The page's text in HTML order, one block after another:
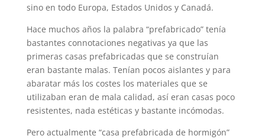
sino en todo Europa, Estados Unidos y Canadá.
Hace muchos años la palabra “prefabricado” tenía
bastantes connotaciones negativas ya que las
primeras casas prefabricadas que se construían
eran bastante malas. Tenían pocos aislantes y para
abaratar más los costes los materiales que se
utilizaban eran de mala calidad, así eran casas poco
resistentes, nada estéticas y bastante incómodas.
Pero actualmente “casa prefabricada de hormigón”